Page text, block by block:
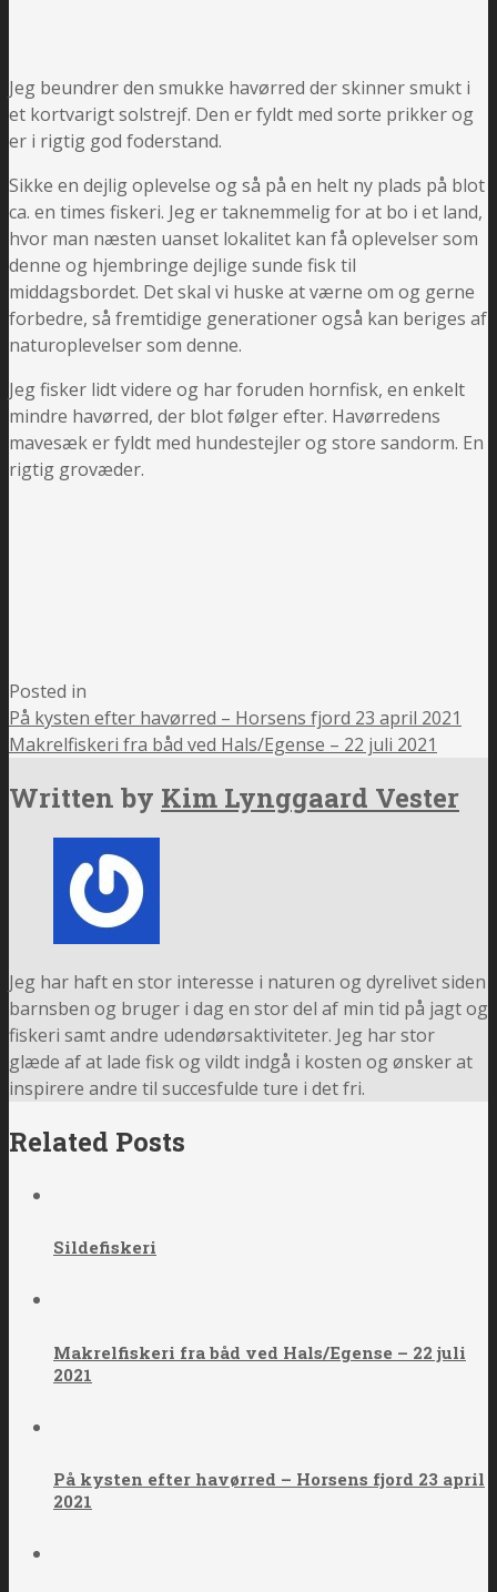
Jeg beundrer den smukke havørred der skinner smukt i
et kortvarigt solstrejf. Den er fyldt med sorte prikker og
er i rigtig god foderstand.
Sikke en dejlig oplevelse og så på en helt ny plads på blot
ca. en times fiskeri. Jeg er taknemmelig for at bo i et land,
hvor man næsten uanset lokalitet kan få oplevelser som
denne og hjembringe dejlige sunde fisk til
middagsbordet. Det skal vi huske at værne om og gerne
forbedre, så fremtidige generationer også kan beriges af
naturoplevelser som denne.
Jeg fisker lidt videre og har foruden hornfisk, en enkelt
mindre havørred, der blot følger efter. Havørredens
mavesæk er fyldt med hundestejler og store sandorm. En
rigtig grovæder.
Posted in
På kysten efter havørred – Horsens fjord 23 april 2021
Makrelfiskeri fra båd ved Hals/Egense – 22 juli 2021
Written by Kim Lynggaard Vester
Jeg har haft en stor interesse i naturen og dyrelivet siden
barnsben og bruger i dag en stor del af min tid på jagt og
fiskeri samt andre udendørsaktiviteter. Jeg har stor
glæde af at lade fisk og vildt indgå i kosten og ønsker at
inspirere andre til succesfulde ture i det fri.
Related Posts
Sildefiskeri
Makrelfiskeri fra båd ved Hals/Egense – 22 juli
2021
På kysten efter havørred – Horsens fjord 23 april
2021